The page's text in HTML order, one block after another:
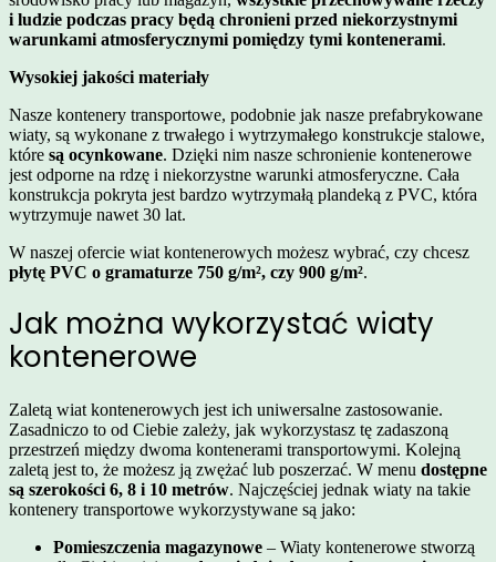
i ludzie podczas pracy będą chronieni przed niekorzystnymi
warunkami atmosferycznymi pomiędzy tymi kontenerami.
Wysokiej jakości materiały
Nasze kontenery transportowe, podobnie jak nasze prefabrykowane
wiaty, są wykonane z trwałego i wytrzymałego konstrukcje stalowe,
które są ocynkowane. Dzięki nim nasze schronienie kontenerowe
jest odporne na rdzę i niekorzystne warunki atmosferyczne. Cała
konstrukcja pokryta jest bardzo wytrzymałą plandeką z PVC, która
wytrzymuje nawet 30 lat.
W naszej ofercie wiat kontenerowych możesz wybrać, czy chcesz
płytę PVC o gramaturze 750 g/m², czy 900 g/m².
Jak można wykorzystać wiaty
kontenerowe
Zaletą wiat kontenerowych jest ich uniwersalne zastosowanie.
Zasadniczo to od Ciebie zależy, jak wykorzystasz tę zadaszoną
przestrzeń między dwoma kontenerami transportowymi. Kolejną
zaletą jest to, że możesz ją zwężać lub poszerzać. W menu dostępne
są szerokości 6, 8 i 10 metrów. Najczęściej jednak wiaty na takie
kontenery transportowe wykorzystywane są jako:
Pomieszczenia magazynowe – Wiaty kontenerowe stworzą